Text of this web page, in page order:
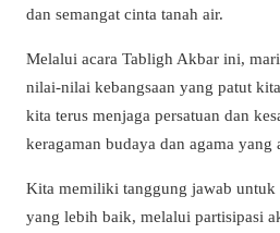
dan semangat cinta tanah air.
Melalui acara Tabligh Akbar ini,
nilai-nilai kebangsaan yang patut
kita terus menjaga persatuan dan
keragaman budaya dan agama yang
Kita memiliki tanggung jawab untuk
yang lebih baik, melalui partisipasi